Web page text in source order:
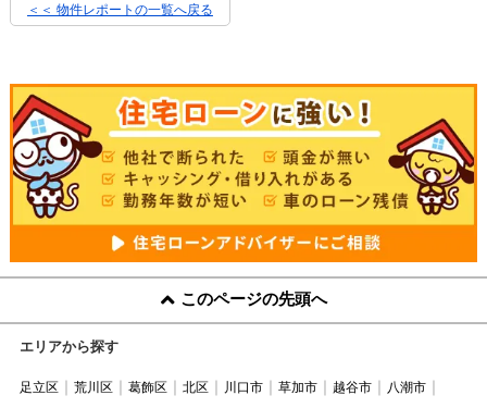
＜＜ 物件レポートの一覧へ戻る
このページの先頭へ
エリアから探す
足立区 荒川区 葛飾区 北区 川口市 草加市 越谷市 八潮市